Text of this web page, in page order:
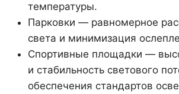
температуры.
Парковки — равномерное
света и минимизация
Спортивные площадки —
и стабильность светового
обеспечения стандартов